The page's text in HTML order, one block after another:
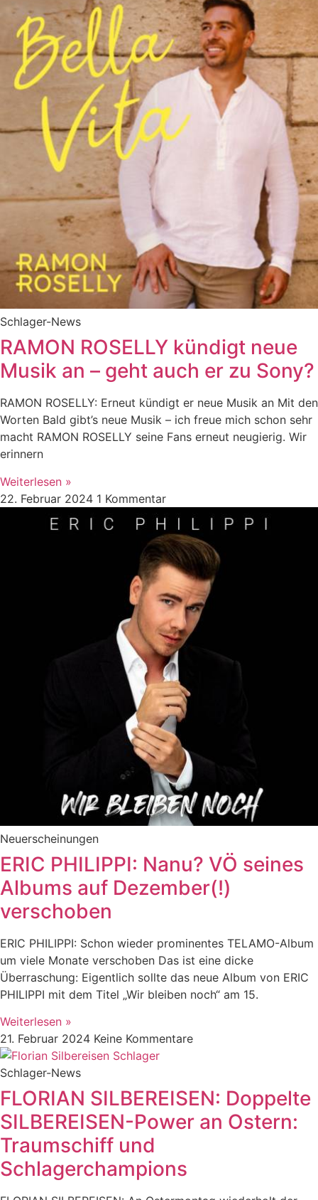
Schlager-News
RAMON ROSELLY kündigt neue
Musik an – geht auch er zu Sony?
RAMON ROSELLY: Erneut kündigt er neue Musik an Mit den
Worten Bald gibt’s neue Musik – ich freue mich schon sehr
macht RAMON ROSELLY seine Fans erneut neugierig. Wir
erinnern
Weiterlesen »
22. Februar 2024 1 Kommentar
Neuerscheinungen
ERIC PHILIPPI: Nanu? VÖ seines
Albums auf Dezember(!)
verschoben
ERIC PHILIPPI: Schon wieder prominentes TELAMO-Album
um viele Monate verschoben Das ist eine dicke
Überraschung: Eigentlich sollte das neue Album von ERIC
PHILIPPI mit dem Titel „Wir bleiben noch“ am 15.
Weiterlesen »
21. Februar 2024 Keine Kommentare
Schlager-News
FLORIAN SILBEREISEN: Doppelte
SILBEREISEN-Power an Ostern:
Traumschiff und
Schlagerchampions